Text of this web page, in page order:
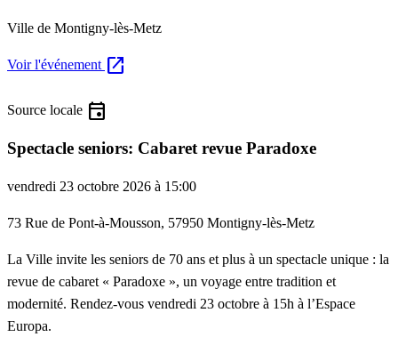
Ville de Montigny-lès-Metz
Voir l'événement open_in_new
Source locale event
Spectacle seniors: Cabaret revue Paradoxe
vendredi 23 octobre 2026 à 15:00
73 Rue de Pont-à-Mousson, 57950 Montigny-lès-Metz
La Ville invite les seniors de 70 ans et plus à un spectacle unique : la
revue de cabaret « Paradoxe », un voyage entre tradition et
modernité. Rendez-vous vendredi 23 octobre à 15h à l’Espace
Europa.